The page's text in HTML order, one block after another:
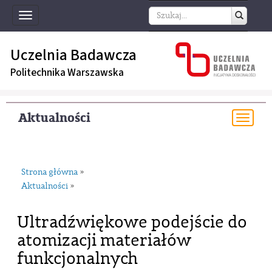
Toggle
navigation
Uczelnia Badawcza
Politechnika Warszawska
Aktualności
Strona główna »
Aktualności »
Ultradźwiękowe podejście do
atomizacji materiałów
funkcjonalnych